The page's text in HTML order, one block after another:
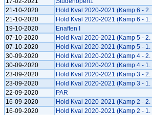
21-10-2020
Hold Kval 2020-2021 (Kamp 6 -
21-10-2020
Hold Kval 2020-2021 (Kamp 6 -
19-10-2020
Enaften I
07-10-2020
Hold Kval 2020-2021 (Kamp 5 -
07-10-2020
Hold Kval 2020-2021 (Kamp 5 -
30-09-2020
Hold Kval 2020-2021 (Kamp 4 -
30-09-2020
Hold Kval 2020-2021 (Kamp 4 -
23-09-2020
Hold Kval 2020-2021 (Kamp 3 -
23-09-2020
Hold Kval 2020-2021 (Kamp 3 -
22-09-2020
PAR
16-09-2020
Hold Kval 2020-2021 (Kamp 2 -
16-09-2020
Hold Kval 2020-2021 (Kamp 2 -